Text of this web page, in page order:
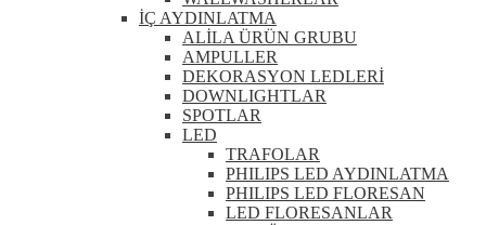
İÇ AYDINLATMA
ALİLA ÜRÜN GRUBU
AMPULLER
DEKORASYON LEDLERİ
DOWNLIGHTLAR
SPOTLAR
LED
TRAFOLAR
PHILIPS LED AYDINLATMA
PHILIPS LED FLORESAN
LED FLORESANLAR